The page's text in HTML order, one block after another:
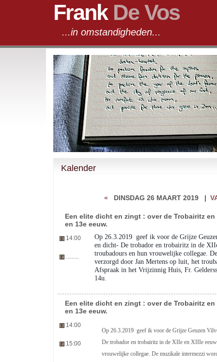
Frank De Vos
...in omstandigheden...
Kalender
« DINSDAG 26 MAART 2019|
Een elite dicht en zingt : over de Trobairitz
en 13e eeuw.
14:00 Op 26.3.2019 geef ik voor de Grijze
en dicht- De trobador en trobairitz in de
troubadours en hun vrouwelijke collegae.
verzorgd door Jan Mertens op luit, het
Afspraak in het Vrijzinnig Huis, Fr.
14u.
Een elite dicht en zingt : over de Trobairitz
en 13e eeuw.
14:00
15:00
Op 26.3.2019 geef ik voor de Grijze Geuzen
De trobador en trobairitz in de XIIe en XIIIe
vrouwelijke collegae. De muzikale intermezzi